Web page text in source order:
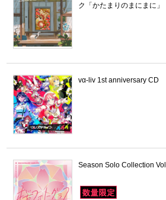
ク「かたまりのまにまに」
vα-liv 1st anniversary CD
Season Solo Collection